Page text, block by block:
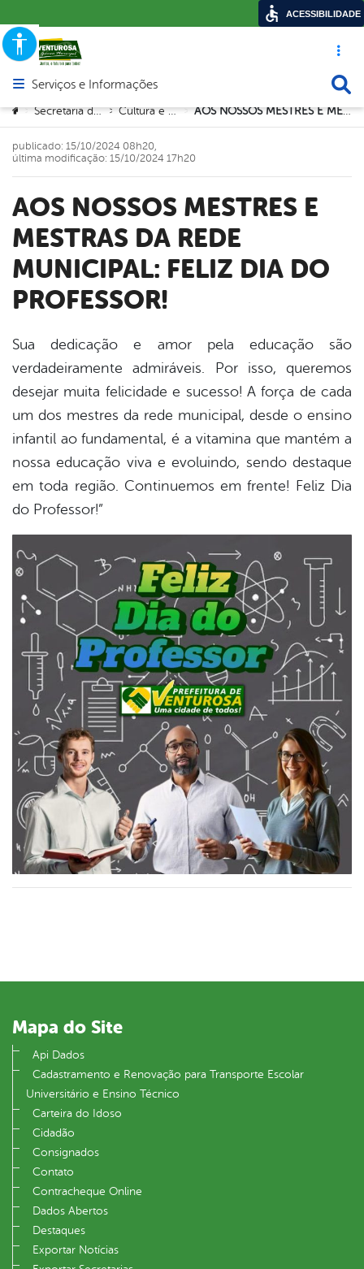
Acesso
Abrir menu principal de navegação
Serviços e Informações
Você está aqui:
> Secretaria de Educação > Cultura e Desportos > AOS NOSSOS MESTRES E MESTRAS DA REDE MUNICIPAL: FELIZ DIA DO PROFESSOR!
AOS NOSSOS MESTRES E
MESTRAS DA REDE
MUNICIPAL: FELIZ DIA DO
PROFESSOR!
publicado: 15/10/2024 08h20,
última modificação: 15/10/2024 17h20
Sua dedicação e amor pela educação são
verdadeiramente admiráveis. Por isso, queremos
desejar muita felicidade e sucesso! A força de cada
um dos mestres da rede municipal, desde o ensino
infantil ao fundamental, é a vitamina que mantém a
nossa educação viva e evoluindo, sendo destaque
em toda região. Continuemos em frente! Feliz Dia
do Professor!”
Mapa do Site
Api Dados
Cadastramento e Renovação para Transporte Escolar
Universitário e Ensino Técnico
Carteira do Idoso
Cidadão
Consignados
Contato
Contracheque Online
Dados Abertos
Destaques
Exportar Notícias
ACESSIBILIDADE